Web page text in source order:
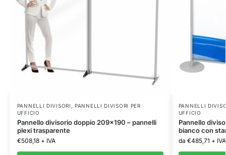
PANNELLI DIVISORI ,PANNELLI DIVISORI PER
UFFICIO
Pannello divisorio doppio 209×190 – pannelli
plexi trasparente
€508,18 + IVA
PANNELLI
UFFICIO
Pannello
bianco con
da €485,71 + IVA